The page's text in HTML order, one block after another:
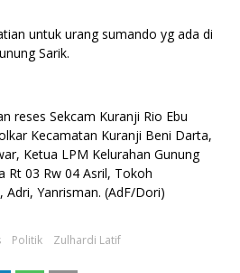
untuk urang sumando yg ada di
Sarik.
reses Sekcam Kuranji Rio Ebu
Kecamatan Kuranji Beni Darta,
Ketua LPM Kelurahan Gunung
Rt 03 Rw 04 Asril, Tokoh
Yanrisman. (AdF/Dori)
Politik Zulhardi Latif